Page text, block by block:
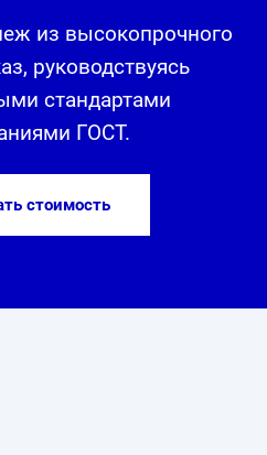
из высокопрочного
руководствуясь
стандартами
ГОСТ.
стоимость